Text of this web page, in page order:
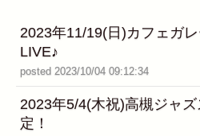
2023年11/19(日)カフェガ
LIVE♪
posted 2023/10/04 09:12:34
2023年5/4(木祝)高槻ジャ
定！